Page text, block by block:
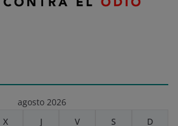
agosto 2026
X J V S D